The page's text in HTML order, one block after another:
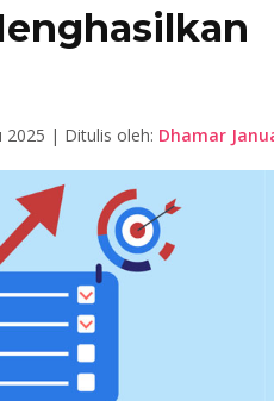
2025 | Ditulis oleh: Dhamar